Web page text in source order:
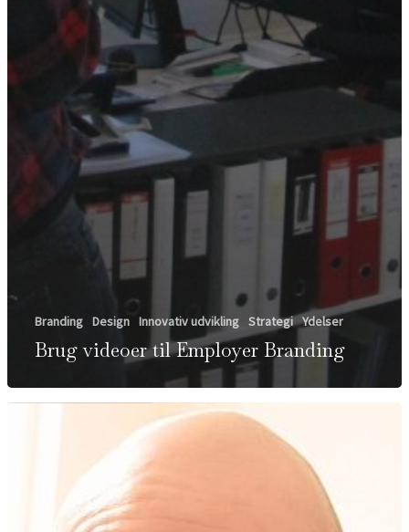
Branding Design Innovativ udvikling Strategi Ydelser
Brug videoer til Employer Branding